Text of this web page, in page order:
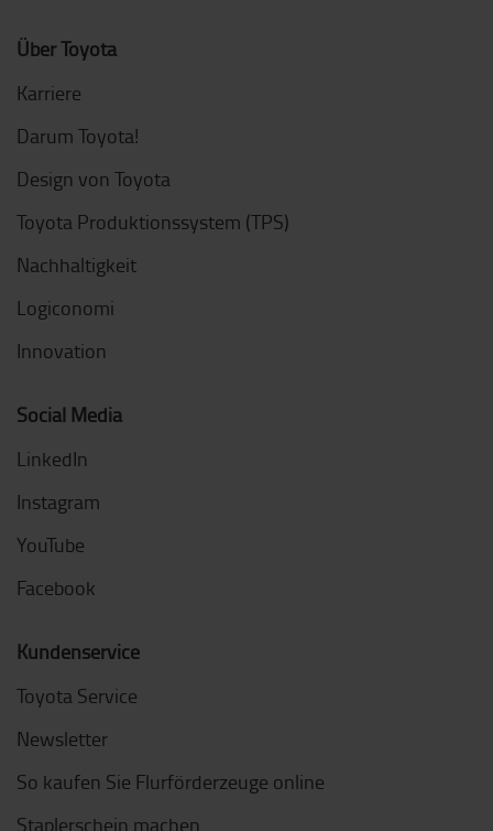
Über Toyota
Karriere
Darum Toyota!
Design von Toyota
Toyota Produktionssystem (TPS)
Nachhaltigkeit
Logiconomi
Innovation
Social Media
LinkedIn
Instagram
YouTube
Facebook
Kundenservice
Toyota Service
Newsletter
So kaufen Sie Flurförderzeuge online
Staplerschein machen